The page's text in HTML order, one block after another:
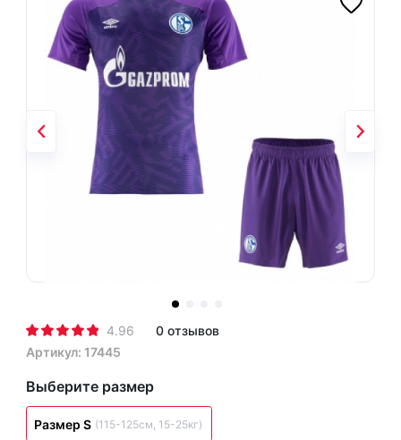
4.96
0 отзывов
Артикул: 17445
Выберите размер
Размер S (115-125см, 15-25кг)